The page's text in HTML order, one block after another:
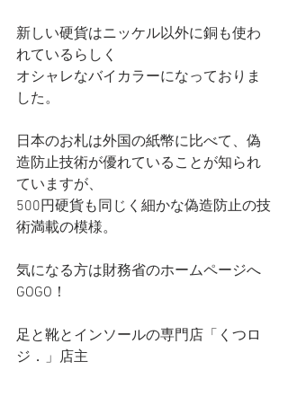
新しい硬貨はニッケル以外に銅も使わ
れているらしく
オシャレなバイカラーになっておりま
した。
日本のお札は外国の紙幣に比べて、偽
造防止技術が優れていることが知られ
ていますが、
500円硬貨も同じく細かな偽造防止の技
術満載の模様。
気になる方は財務省のホームページへ
GOGO！
足と靴とインソールの専門店「くつロ
ジ．」店主